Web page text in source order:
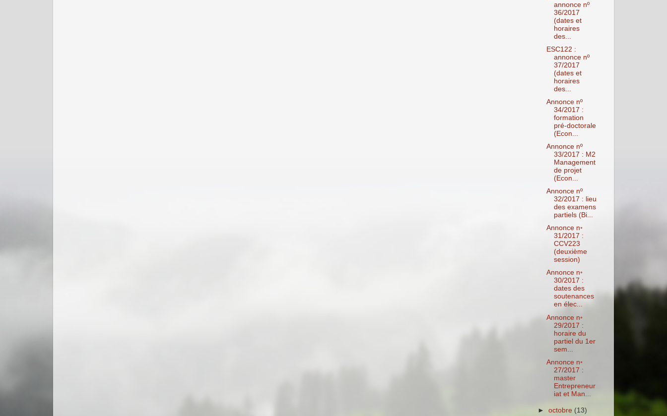
annonce nº
36/2017
(dates et
horaires
des...
ESC122 :
annonce nº
37/2017
(dates et
horaires
des...
Annonce nº
34/2017 :
formation
pré-doctorale
(Econ...
Annonce nº
33/2017 : M2
Management
de projet
(Econ...
Annonce nº
32/2017 : lieu
des examens
partiels (Bi...
Annonce n◦
31/2017 :
CCV223
(deuxième
session)
Annonce n◦
30/2017 :
dates des
soutenances
en élec...
Annonce n◦
29/2017 :
horaire du
partiel du 1er
sem...
Annonce n◦
27/2017 :
master
Entrepreneur
iat et Man...
►octobre (13)